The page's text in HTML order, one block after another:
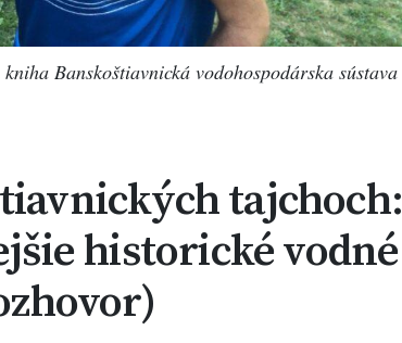
Banskoštiavnická vodohospodárska sústava
tajchoch:
historické vodné